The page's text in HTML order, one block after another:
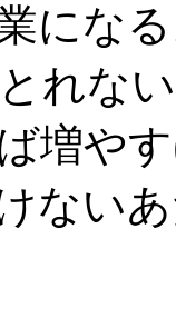
にな
れな
増や
ない